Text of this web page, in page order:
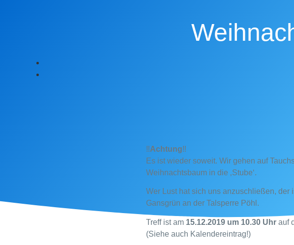
‼Achtung‼
Es ist wieder soweit. Wir gehen auf
Weihnachtsbaum in die ‚Stube‘.
Wer Lust hat sich uns anzuschließen,
Gansgrün an der Talsperre Pöhl.
Treff ist am 15.12.2019 um 10.30 Uhr auf
(Siehe auch Kalendereintrag!)